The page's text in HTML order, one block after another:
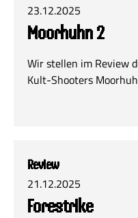
23.12.2025
Moorhuhn 2
Wir stellen im Review
Kult-Shooters
Review
21.12.2025
Forestrike